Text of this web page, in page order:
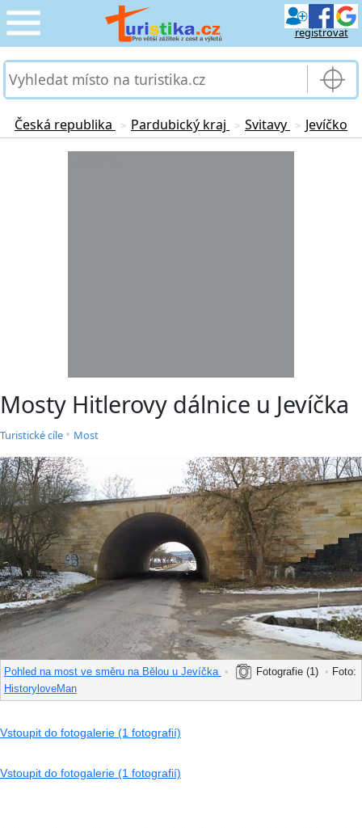
registrovat
CESTOVÁNÍ
SLUŽBY & DOPRAVA
PRO TURISTY
Česká republika > Pardubický kraj > Svitavy > Jevíčko
Mosty Hitlerovy dálnice u Jevíčka
Turistické cíle • Most
Pohled na most ve směru na Bělou u Jevíčka • Fotografie (1) • Foto:
HistoryloveMan
Vstoupit do fotogalerie (1 fotografií)
Vstoupit do fotogalerie (1 fotografií)